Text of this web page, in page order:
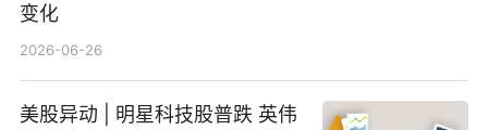
变化
2026-06-26
美股异动 | 明星科技股普跌 英伟